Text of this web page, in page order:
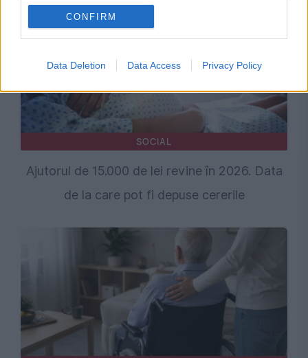
CONFIRM
Data Deletion Data Access Privacy Policy
SOCIAL
Ajutorul de 15.000 de lei revine în 2026. Data
de la care pot fi depuse cererile